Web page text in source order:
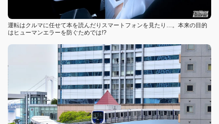
運転はクルマに任せて本を読んだりスマートフォンを見たり…。本来の目的
はヒューマンエラーを防ぐためでは!?